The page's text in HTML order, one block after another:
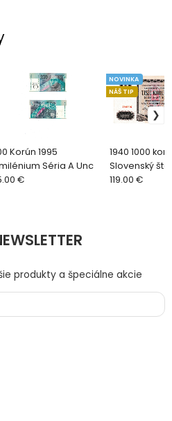
Korún 1995
Séria A Unc
€
1940 1000
Slovenský
SPECIMEN
NOVINKA
NÁŠ TIP
119.00 €
produkty a špeciálne akcie